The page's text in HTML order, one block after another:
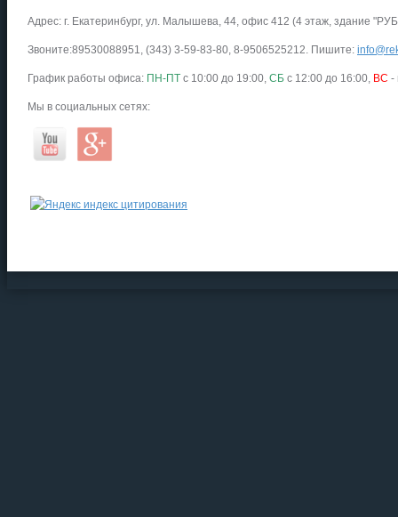
Адрес: г. Екатеринбург, ул. Малышева, 44, офис 412 (4 этаж, здание
Звоните:89530088951, (343) 3-59-83-80, 8-9506525212. Пишите:
График работы офиса: ПН-ПТ с 10:00 до 19:00, СБ с 12:00 до 16:00, ВС -
Мы в социальных сетях: